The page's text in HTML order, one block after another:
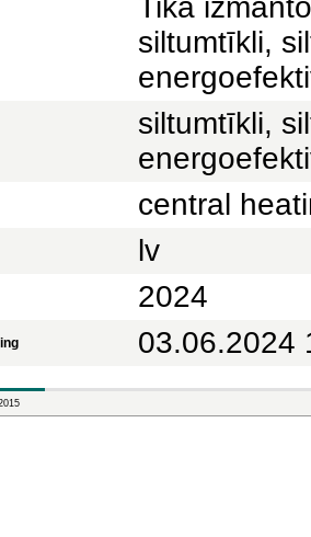
Tika
siltumtīkli,
siltumtīkli,
central
lv
2024
03.06.2024